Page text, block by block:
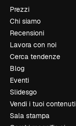
Prezzi
Chi siamo
Recensioni
Lavora con noi
Cerca tendenze
Blog
Eventi
Slidesgo
Vendi i tuoi contenuti
Sala stampa